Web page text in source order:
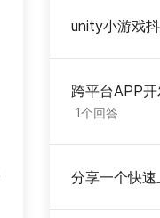
unity小游戏
跨平台APP
1个回答
分享一个快